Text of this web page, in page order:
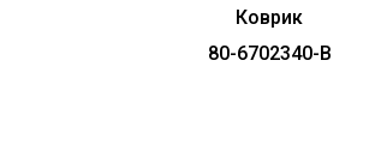
Коврик
80-6702340-В